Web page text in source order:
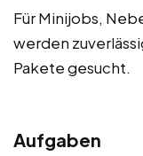
Für Minijobs,
werden
Pakete gesucht.
Aufgaben